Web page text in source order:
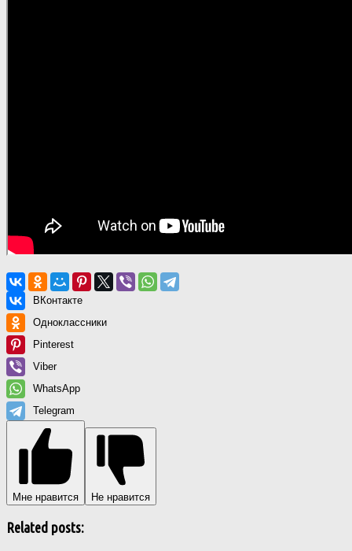
ВКонтакте
Одноклассники
Pinterest
Viber
WhatsApp
Telegram
Мне нравится Не нравится
Related posts: